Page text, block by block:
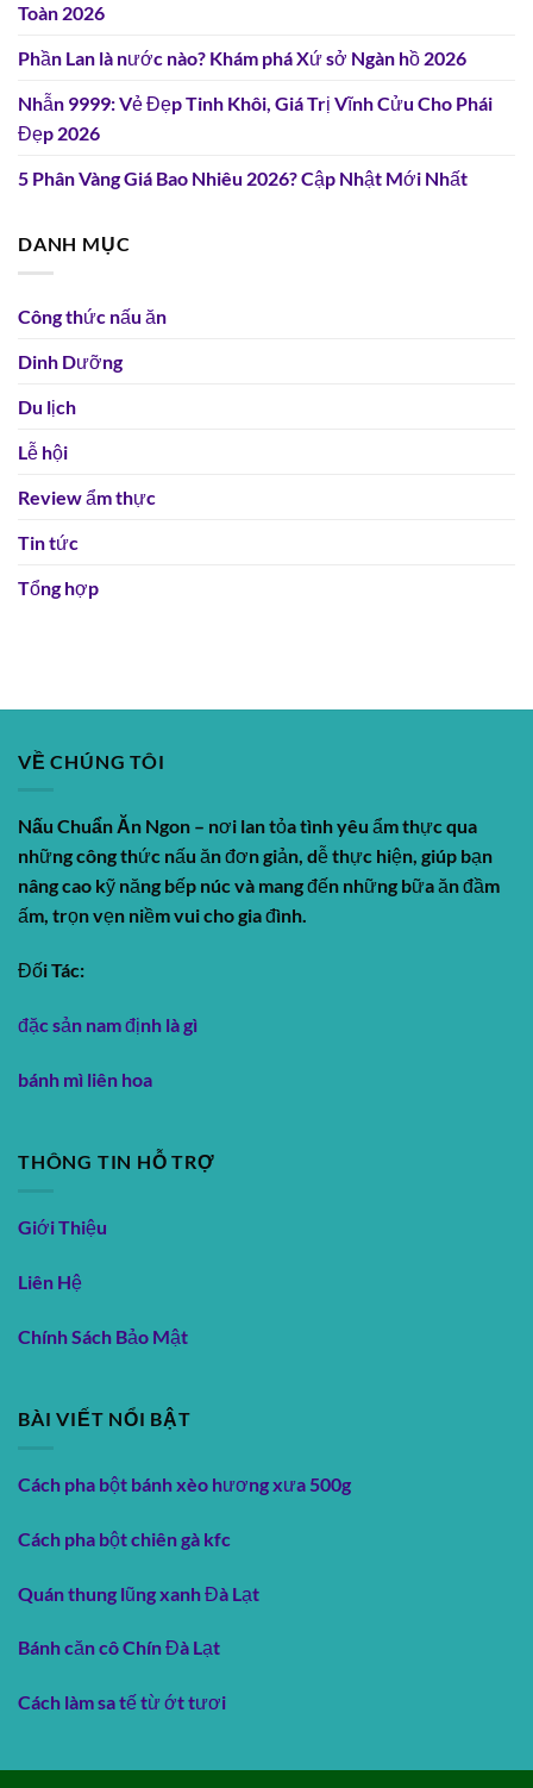
Toàn 2026
Phần Lan là nước nào? Khám phá Xứ sở Ngàn hồ 2026
Nhẫn 9999: Vẻ Đẹp Tinh Khôi, Giá Trị Vĩnh Cửu Cho Phái
Đẹp 2026
5 Phân Vàng Giá Bao Nhiêu 2026? Cập Nhật Mới Nhất
DANH MỤC
Công thức nấu ăn
Dinh Dưỡng
Du lịch
Lễ hội
Review ẩm thực
Tin tức
Tổng hợp
VỀ CHÚNG TÔI
Nấu Chuẩn Ăn Ngon – nơi lan tỏa tình yêu ẩm thực qua
những công thức nấu ăn đơn giản, dễ thực hiện, giúp bạn
nâng cao kỹ năng bếp núc và mang đến những bữa ăn đầm
ấm, trọn vẹn niềm vui cho gia đình.
Đối Tác:
đặc sản nam định là gì
bánh mì liên hoa
THÔNG TIN HỖ TRỢ
Giới Thiệu
Liên Hệ
Chính Sách Bảo Mật
BÀI VIẾT NỔI BẬT
Cách pha bột bánh xèo hương xưa 500g
Cách pha bột chiên gà kfc
Quán thung lũng xanh Đà Lạt
Bánh căn cô Chín Đà Lạt
Cách làm sa tế từ ớt tươi